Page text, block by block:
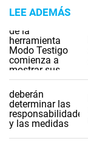
LEE ADEMÁS